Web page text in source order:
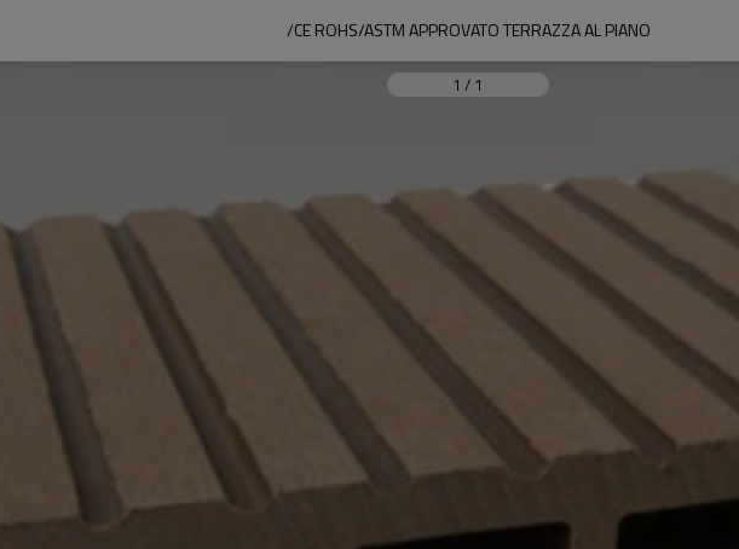
/CE ROHS/ASTM APPROVATO TERRAZZA AL PIANO
1 / 1